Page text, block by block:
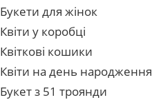
Букети для жінок
Квіти у коробці
Квіткові кошики
Квіти на день народження
Букет з 51 троянди